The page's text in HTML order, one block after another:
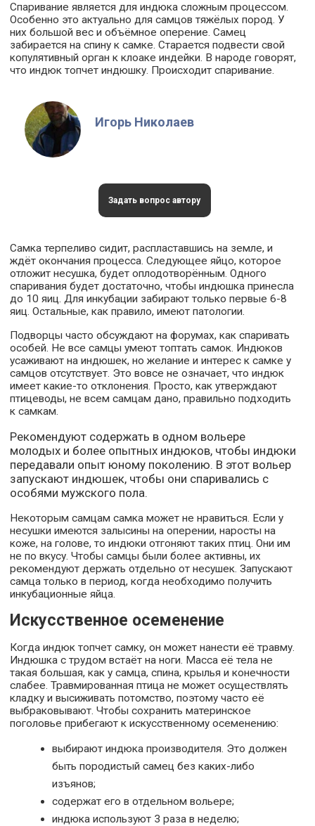
Спаривание является для индюка сложным процессом.
Особенно это актуально для самцов тяжёлых пород. У
них большой вес и объёмное оперение. Самец
забирается на спину к самке. Старается подвести свой
копулятивный орган к клоаке индейки. В народе говорят,
что индюк топчет индюшку. Происходит спаривание.
Игорь Николаев
Задать вопрос автору
Самка терпеливо сидит, распластавшись на земле, и
ждёт окончания процесса. Следующее яйцо, которое
отложит несушка, будет оплодотворённым. Одного
спаривания будет достаточно, чтобы индюшка принесла
до 10 яиц. Для инкубации забирают только первые 6-8
яиц. Остальные, как правило, имеют патологии.
Подворцы часто обсуждают на форумах, как спаривать
особей. Не все самцы умеют топтать самок. Индюков
усаживают на индюшек, но желание и интерес к самке у
самцов отсутствует. Это вовсе не означает, что индюк
имеет какие-то отклонения. Просто, как утверждают
птицеводы, не всем самцам дано, правильно подходить
к самкам.
Рекомендуют содержать в одном вольере
молодых и более опытных индюков, чтобы индюки
передавали опыт юному поколению. В этот вольер
запускают индюшек, чтобы они спаривались с
особями мужского пола.
Некоторым самцам самка может не нравиться. Если у
несушки имеются залысины на оперении, наросты на
коже, на голове, то индюки отгоняют таких птиц. Они им
не по вкусу. Чтобы самцы были более активны, их
рекомендуют держать отдельно от несушек. Запускают
самца только в период, когда необходимо получить
инкубационные яйца.
Искусственное осеменение
Когда индюк топчет самку, он может нанести её травму.
Индюшка с трудом встаёт на ноги. Масса её тела не
такая большая, как у самца, спина, крылья и конечности
слабее. Травмированная птица не может осуществлять
кладку и высиживать потомство, поэтому часто её
выбраковывают. Чтобы сохранить материнское
поголовье прибегают к искусственному осеменению:
выбирают индюка производителя. Это должен
быть породистый самец без каких-либо
изъянов;
содержат его в отдельном вольере;
индюка используют 3 раза в неделю;